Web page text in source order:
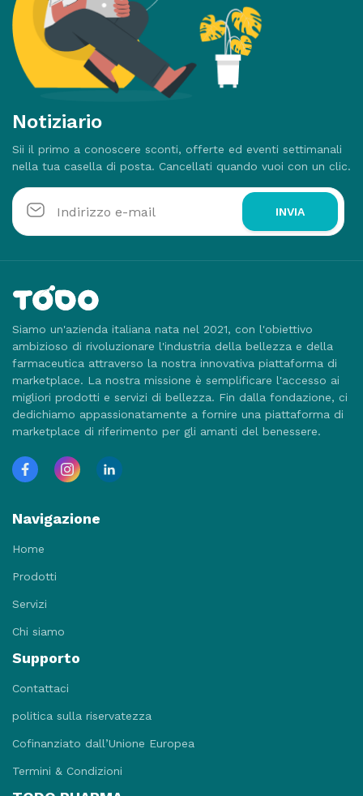
Notiziario
Sii il primo a conoscere sconti, offerte ed eventi settimanali
nella tua casella di posta. Cancellati quando vuoi con un clic.
INVIA
Siamo un'azienda italiana nata nel 2021, con l'obiettivo
ambizioso di rivoluzionare l'industria della bellezza e della
farmaceutica attraverso la nostra innovativa piattaforma di
marketplace. La nostra missione è semplificare l'accesso ai
migliori prodotti e servizi di bellezza. Fin dalla fondazione, ci
dedichiamo appassionatamente a fornire una piattaforma di
marketplace di riferimento per gli amanti del benessere.
Navigazione
Home
Prodotti
Servizi
Chi siamo
Supporto
Contattaci
politica sulla riservatezza
Cofinanziato dall’Unione Europea
Termini & Condizioni